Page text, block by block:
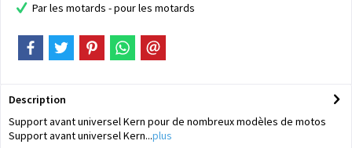
Par les motards - pour les motards
Description
Support avant universel Kern pour de nombreux modèles de motos
Support avant universel Kern...plus